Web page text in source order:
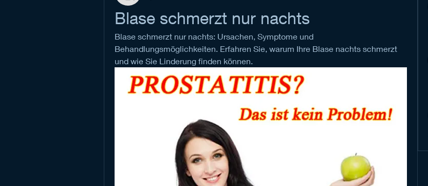
Blase schmerzt nur nachts
Blase schmerzt nur nachts: Ursachen, Symptome und
Behandlungsmöglichkeiten. Erfahren Sie, warum Ihre Blase nachts schmerzt
und wie Sie Linderung finden können.